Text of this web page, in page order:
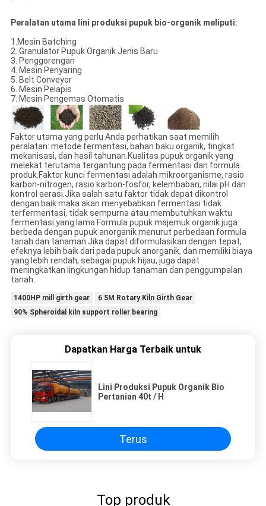
Peralatan utama lini produksi pupuk bio-organik meliputi:
1.Mesin Batching
2. Granulator Pupuk Organik Jenis Baru
3. Penggorengan
4. Mesin Penyaring
5. Belt Conveyor
6. Mesin Pelapis
7. Mesin Pengemas Otomatis
Faktor utama yang perlu Anda perhatikan saat memilih
peralatan: metode fermentasi, bahan baku organik, tingkat
mekanisasi, dan hasil tahunan.Kualitas pupuk organik yang
melekat terutama tergantung pada fermentasi dan formula
produk.Faktor kunci fermentasi adalah mikroorganisme, rasio
karbon-nitrogen, rasio karbon-fosfor, kelembaban, nilai pH dan
kontrol aerasi.Jika salah satu faktor tidak dapat dikontrol
dengan baik maka akan menyebabkan fermentasi tidak
terfermentasi, tidak sempurna atau membutuhkan waktu
fermentasi yang lama.Formula pupuk majemuk organik juga
berbeda dengan pupuk anorganik menurut perbedaan formula
tanah dan tanaman.Jika dapat diformulasikan dengan tepat,
efeknya lebih baik dari pada pupuk anorganik, dan memiliki biaya
yang lebih rendah, sebagai pupuk hijau, juga dapat
meningkatkan lingkungan hidup tanaman dan penggumpalan
tanah.
1400HP mill girth gear
6 5M Rotary Kiln Girth Gear
90% Spheroidal kiln support roller bearing
Dapatkan Harga Terbaik untuk
Lini Produksi Pupuk Organik Bio
Pertanian 40t / H
Terus
Top produk